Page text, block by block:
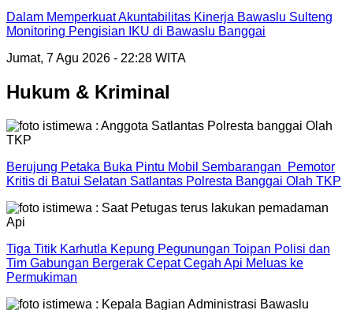
Dalam Memperkuat Akuntabilitas Kinerja Bawaslu Sulteng
Monitoring Pengisian IKU di Bawaslu Banggai
Jumat, 7 Agu 2026 - 22:28 WITA
Hukum & Kriminal
Berujung Petaka Buka Pintu Mobil Sembarangan Pemotor
Kritis di Batui Selatan Satlantas Polresta Banggai Olah TKP
Tiga Titik Karhutla Kepung Pegunungan Toipan Polisi dan
Tim Gabungan Bergerak Cepat Cegah Api Meluas ke
Permukiman